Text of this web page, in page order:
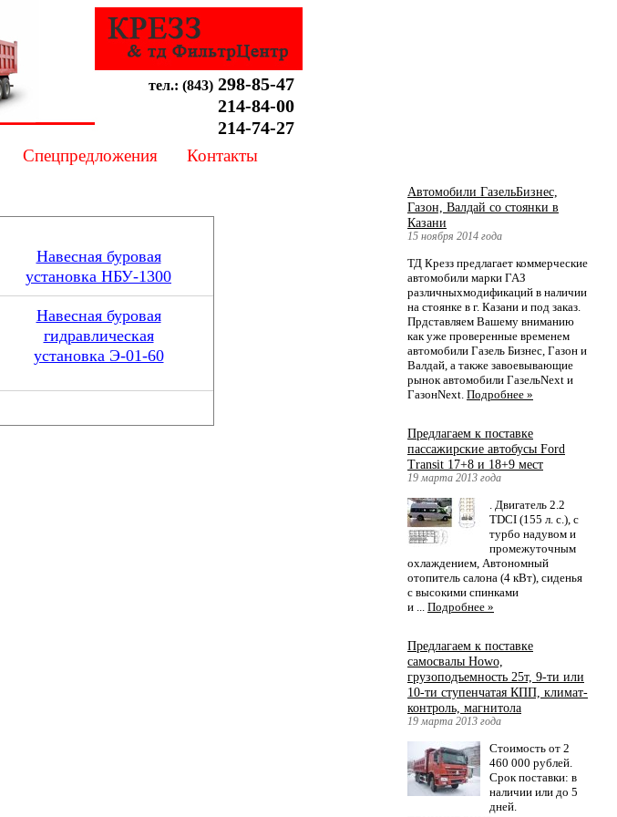
тел.: (843) 298-85-47
214-84-00
214-74-27
Спецпредложения Контакты
Навесная буровая
установка НБУ-1300
Навесная буровая
гидравлическая
установка Э-01-60
Автомобили ГазельБизнес,
Газон, Валдай со стоянки в
Казани
15 ноября 2014 года
ТД Крезз предлагает коммерческие
автомобили марки ГАЗ
различныхмодификаций в наличии
на стоянке в г. Казани и под заказ.
Прдставляем Вашему вниманию
как уже проверенные временем
автомобили Газель Бизнес, Газон и
Валдай, а также завоевывающие
рынок автомобили ГазельNext и
ГазонNext. Подробнее »
Предлагаем к поставке
пассажирские автобусы Ford
Transit 17+8 и 18+9 мест
19 марта 2013 года
. Двигатель 2.2
TDCI (155 л. с.), с
турбо надувом и
промежуточным
охлаждением, Автономный
отопитель салона (4 кВт), сиденья
с высокими спинками
и ... Подробнее »
Предлагаем к поставке
самосвалы Howo,
грузоподъемность 25т, 9-ти или
10-ти ступенчатая КПП, климат-
контроль, магнитола
19 марта 2013 года
Стоимость от 2
460 000 рублей.
Срок поставки: в
наличии или до 5
дней.